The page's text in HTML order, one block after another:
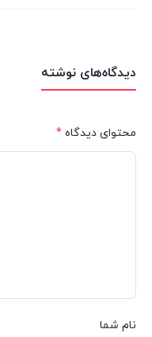
دیدگاه‌های نوشته
محتوای دیدگاه *
نام شما